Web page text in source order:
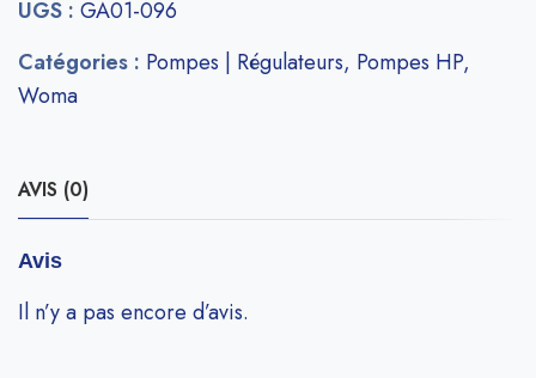
UGS : GA01-096
Catégories : Pompes | Régulateurs, Pompes HP,
Woma
AVIS (0)
Avis
Il n’y a pas encore d’avis.